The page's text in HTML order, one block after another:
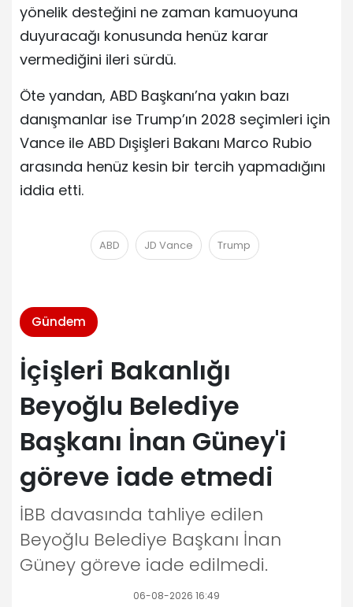
yönelik desteğini ne zaman kamuoyuna
duyuracağı konusunda henüz karar
vermediğini ileri sürdü.
Öte yandan, ABD Başkanı’na yakın bazı
danışmanlar ise Trump’ın 2028 seçimleri için
Vance ile ABD Dışişleri Bakanı Marco Rubio
arasında henüz kesin bir tercih yapmadığını
iddia etti.
ABD JD Vance Trump
Gündem
İçişleri Bakanlığı
Beyoğlu Belediye
Başkanı İnan Güney'i
göreve iade etmedi
İBB davasında tahliye edilen
Beyoğlu Belediye Başkanı İnan
Güney göreve iade edilmedi.
06-08-2026 16:49